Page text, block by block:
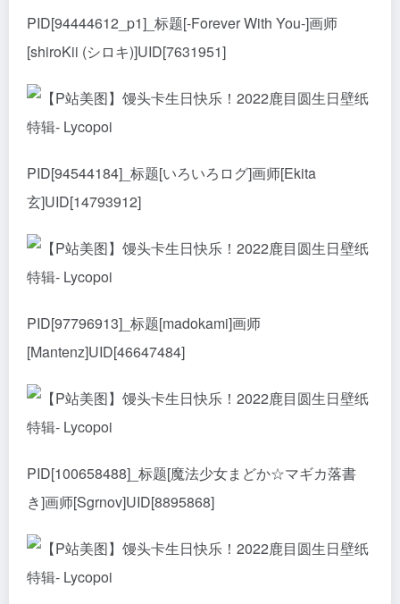
PID[94444612_p1]_标题[-Forever With You-]画师
[shiroKii (シロキ)]UID[7631951]
PID[94544184]_标题[いろいろログ]画师[Ekita
玄]UID[14793912]
PID[97796913]_标题[madokami]画师
[Mantenz]UID[46647484]
PID[100658488]_标题[魔法少女まどか☆マギカ落書
き]画师[Sgrnov]UID[8895868]